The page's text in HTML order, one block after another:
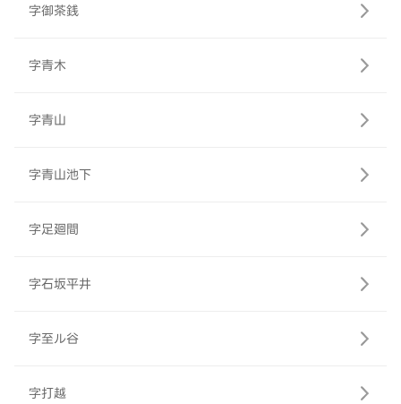
字御茶銭
字青木
字青山
字青山池下
字足廻間
字石坂平井
字至ル谷
字打越